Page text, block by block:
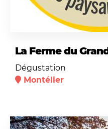
La Ferme du
Dégustation
Montélier